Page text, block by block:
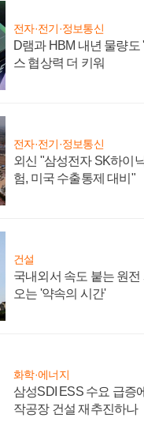
전자·전기·정보통신
D램과 HBM 내년 물량
스 협상력 더 키워
전자·전기·정보통신
외신 "삼성전자 SK하이
험, 미국 수출통제 대비"
건설
국내외서 속도 붙는 원
오는 '약속의 시간'
화학·에너지
삼성SDI ESS 수요 급증
작공장 건설 재추진하나